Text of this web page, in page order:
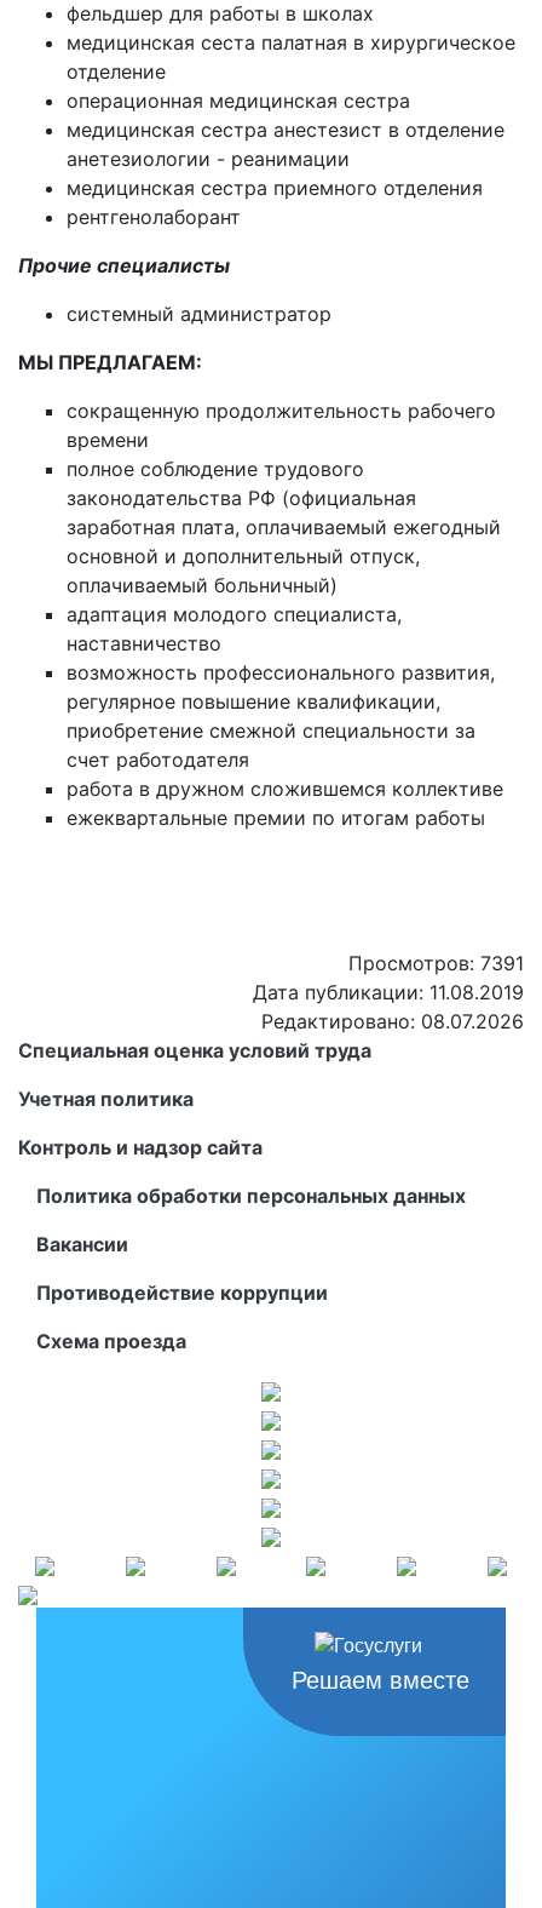
фельдшер для работы в школах
медицинская сеста палатная в хирургическое
отделение
операционная медицинская сестра
медицинская сестра анестезист в отделение
анетезиологии - реанимации
медицинская сестра приемного отделения
рентгенолаборант
Прочие специалисты
системный администратор
МЫ ПРЕДЛАГАЕМ:
сокращенную продолжительность рабочего
времени
полное соблюдение трудового
законодательства РФ (официальная
заработная плата, оплачиваемый ежегодный
основной и дополнительный отпуск,
оплачиваемый больничный)
адаптация молодого специалиста,
наставничество
возможность профессионального развития,
регулярное повышение квалификации,
приобретение смежной специальности за
счет работодателя
работа в дружном сложившемся коллективе
ежеквартальные премии по итогам работы
Просмотров: 7391
Дата публикации: 11.08.2019
Редактировано: 08.07.2026
Специальная оценка условий труда
Учетная политика
Контроль и надзор сайта
Политика обработки персональных данных
Вакансии
Противодействие коррупции
Схема проезда
Решаем вместе